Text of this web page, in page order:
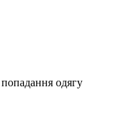
одягу